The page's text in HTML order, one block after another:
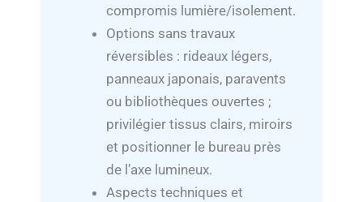
compromis lumière/isolement.
Options sans travaux
réversibles : rideaux légers,
panneaux japonais, paravents
ou bibliothèques ouvertes ;
privilégier tissus clairs, miroirs
et positionner le bureau près
de l’axe lumineux.
Aspects techniques et